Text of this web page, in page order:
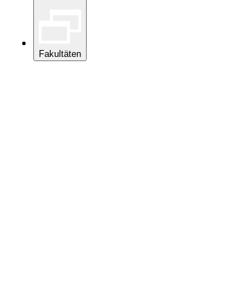
Fakultäten